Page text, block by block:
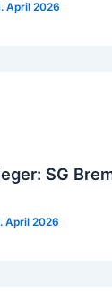
April 2026
SG
April 2026